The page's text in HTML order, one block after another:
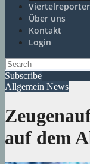
Viertelreporter
Über uns
Kontakt
Login
Subscribe
Allgemein News
auf dem